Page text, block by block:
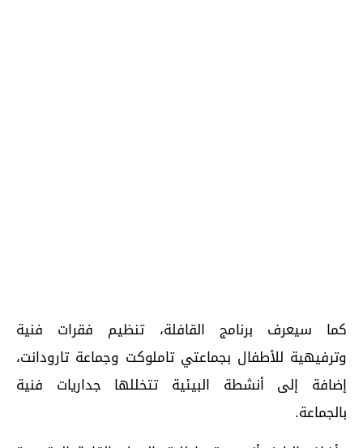
كما سيعرف برنامج القافلة، تنظيم فقرات فنية
وترفيهية للأطفال بجماعتي تاملوكت وجماعة تارودانت،
إضافة إلى أنشطة البيئية تتخللها جداريات فنية
بالجماعة.